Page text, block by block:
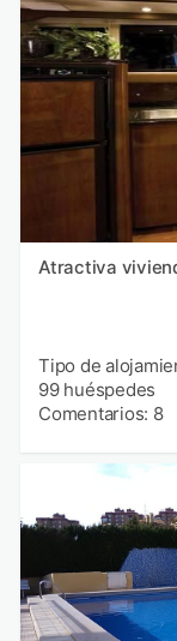
Atractiva
Tipo de
99 huéspedes
Comentarios: 8